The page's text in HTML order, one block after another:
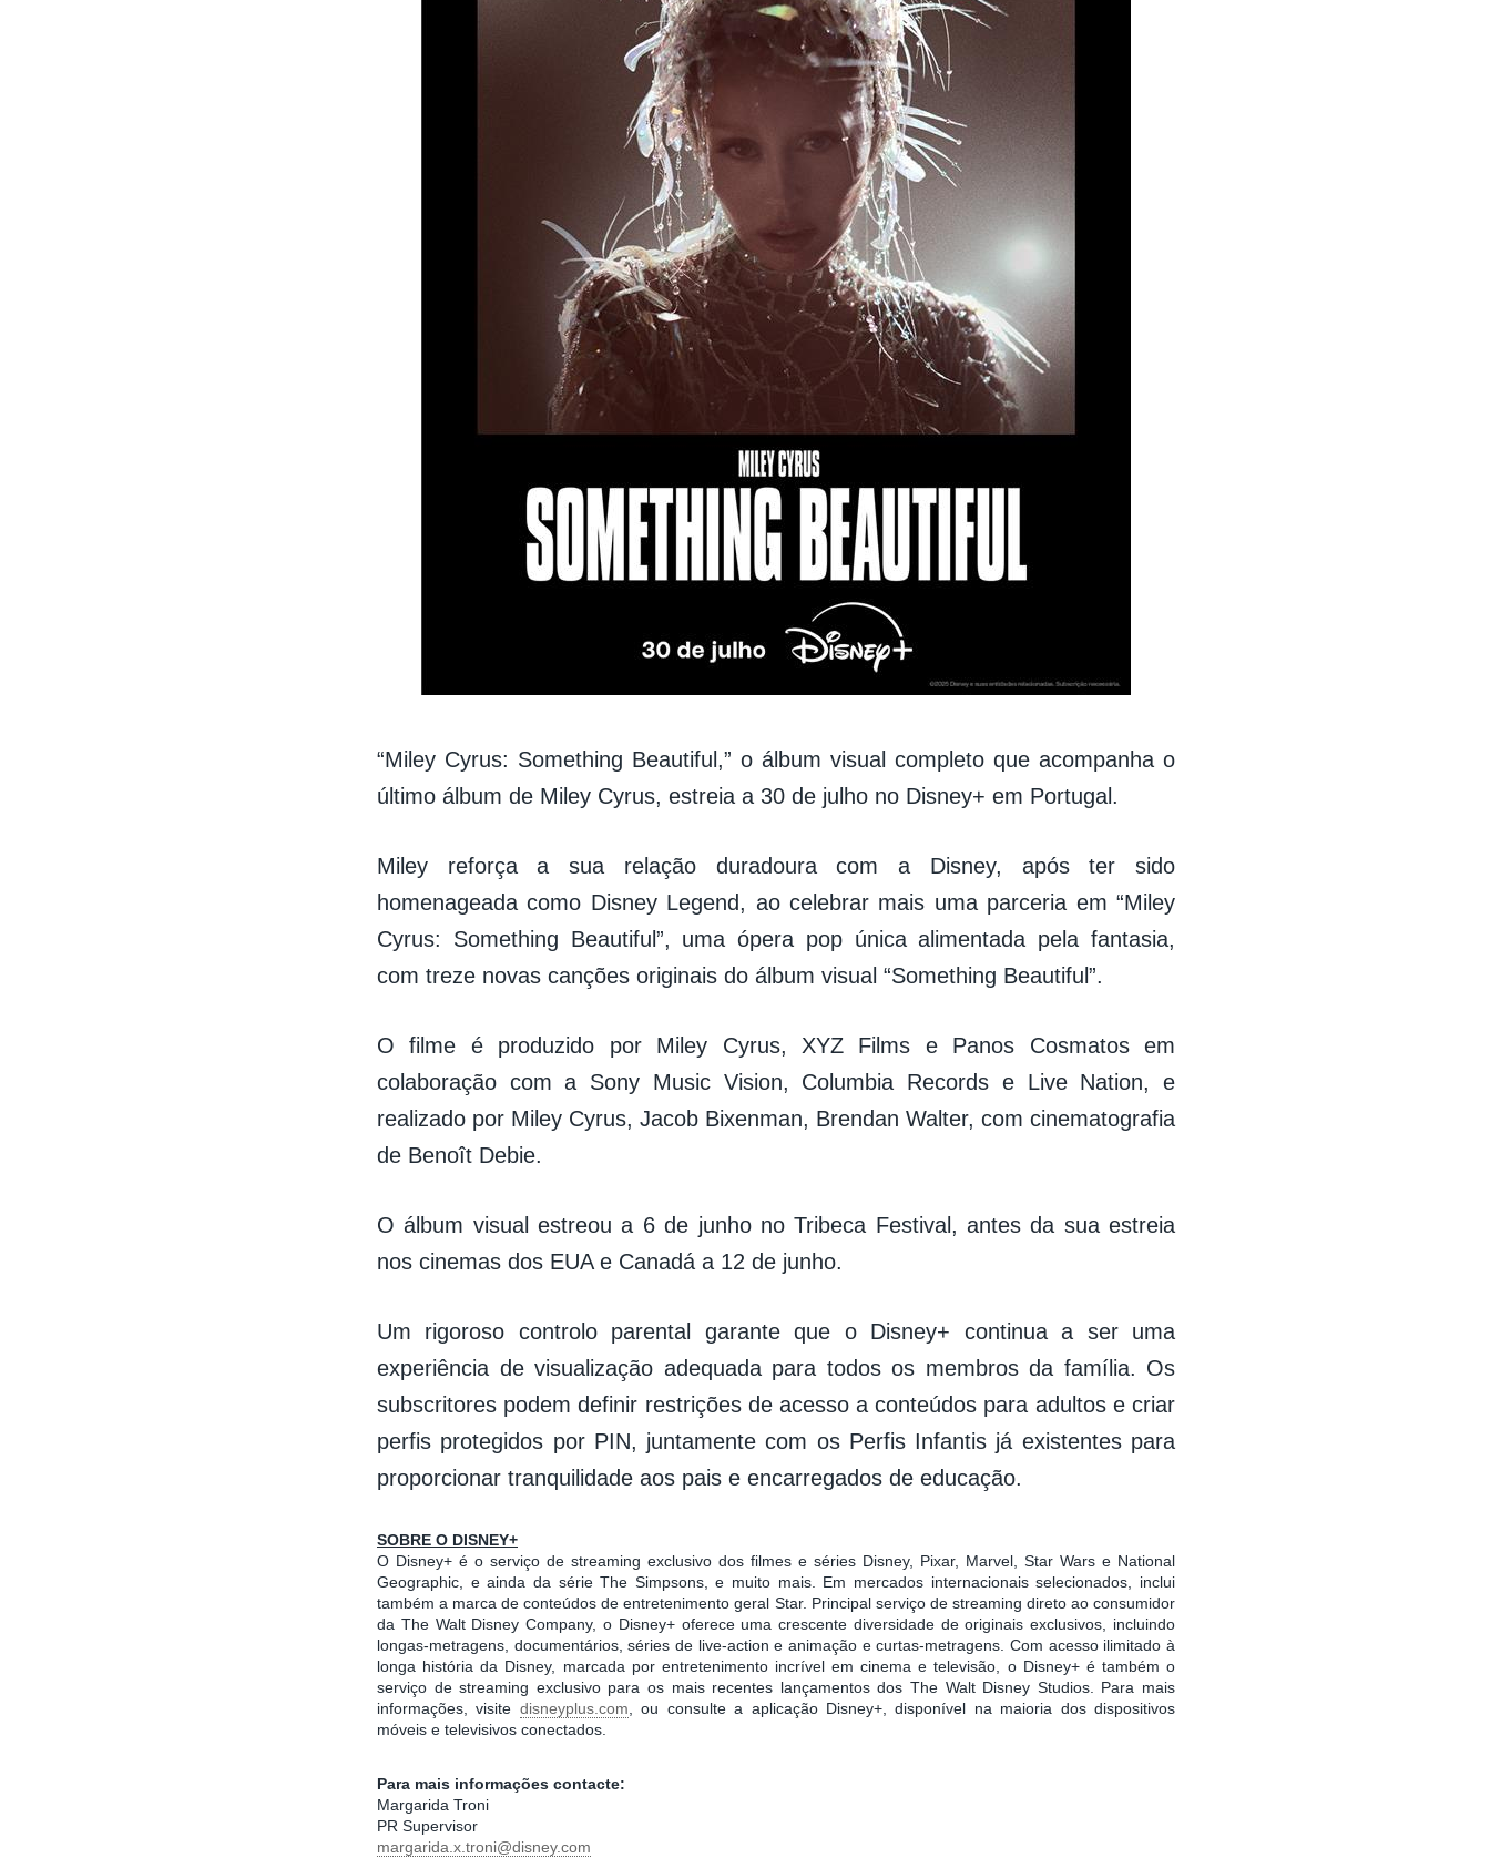
“Miley Cyrus: Something Beautiful,” o álbum visual completo que acompanha o
último álbum de Miley Cyrus, estreia a 30 de julho no Disney+ em Portugal.
Miley reforça a sua relação duradoura com a Disney, após ter sido
homenageada como Disney Legend, ao celebrar mais uma parceria em “Miley
Cyrus: Something Beautiful”, uma ópera pop única alimentada pela fantasia,
com treze novas canções originais do álbum visual “Something Beautiful”.
O filme é produzido por Miley Cyrus, XYZ Films e Panos Cosmatos em
colaboração com a Sony Music Vision, Columbia Records e Live Nation, e
realizado por Miley Cyrus, Jacob Bixenman, Brendan Walter, com cinematografia
de Benoît Debie.
O álbum visual estreou a 6 de junho no Tribeca Festival, antes da sua estreia
nos cinemas dos EUA e Canadá a 12 de junho.
Um rigoroso controlo parental garante que o Disney+ continua a ser uma
experiência de visualização adequada para todos os membros da família. Os
subscritores podem definir restrições de acesso a conteúdos para adultos e criar
perfis protegidos por PIN, juntamente com os Perfis Infantis já existentes para
proporcionar tranquilidade aos pais e encarregados de educação.
SOBRE O DISNEY+
O Disney+ é o serviço de streaming exclusivo dos filmes e séries Disney, Pixar, Marvel, Star Wars e National
Geographic, e ainda da série The Simpsons, e muito mais. Em mercados internacionais selecionados, inclui
também a marca de conteúdos de entretenimento geral Star. Principal serviço de streaming direto ao consumidor
da The Walt Disney Company, o Disney+ oferece uma crescente diversidade de originais exclusivos, incluindo
longas-metragens, documentários, séries de live-action e animação e curtas-metragens. Com acesso ilimitado à
longa história da Disney, marcada por entretenimento incrível em cinema e televisão, o Disney+ é também o
serviço de streaming exclusivo para os mais recentes lançamentos dos The Walt Disney Studios. Para mais
informações, visite disneyplus.com , ou consulte a aplicação Disney+, disponível na maioria dos dispositivos
móveis e televisivos conectados.
Para mais informações contacte:
Margarida Troni
PR Supervisor
margarida.x.troni@disney.com